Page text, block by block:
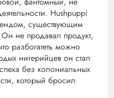
Hushpuppi
существующим
не продавал продукт,
разбогатеть можно
нигерийцев он стал
без колониальных
который бросил